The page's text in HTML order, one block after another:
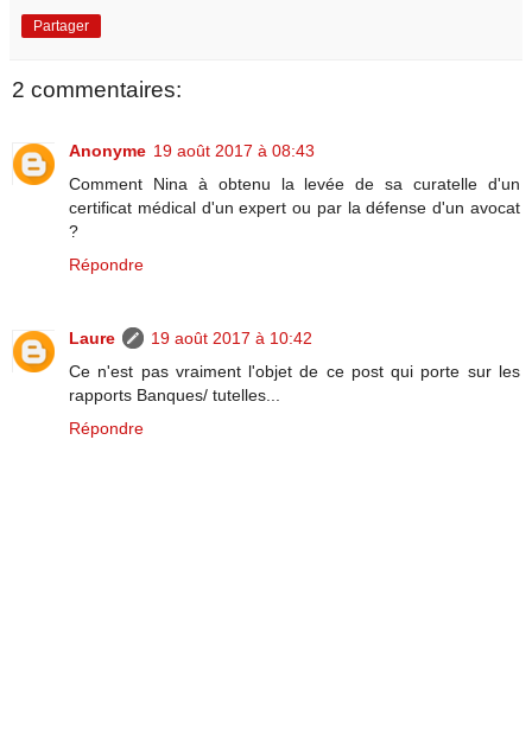
Partager
2 commentaires:
Anonyme 19 août 2017 à 08:43
Comment Nina à obtenu la levée de sa curatelle d'un
certificat médical d'un expert ou par la défense d'un avocat
?
Répondre
Laure
19 août 2017 à 10:42
Ce n'est pas vraiment l'objet de ce post qui porte sur les
rapports Banques/ tutelles...
Répondre